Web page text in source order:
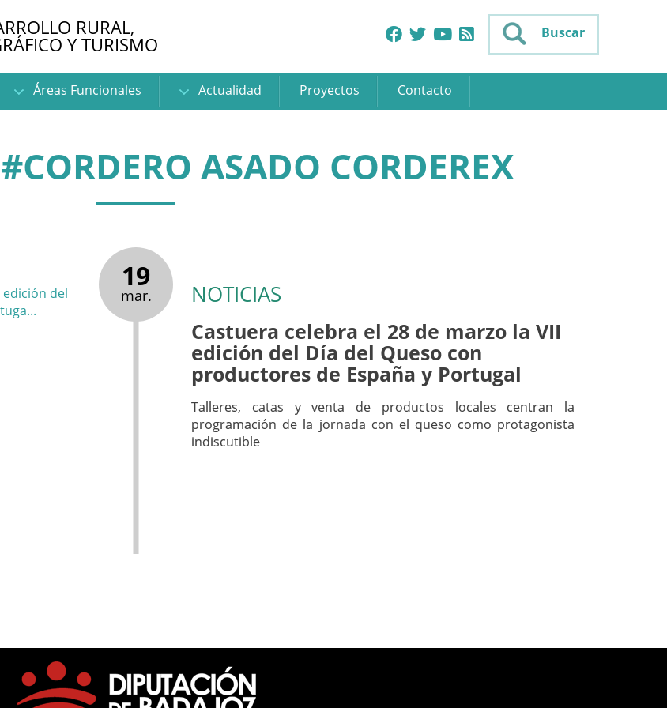
RURAL,
Y TURISMO Buscar
Áreas Funcionales Actualidad Proyectos Contacto
ASADO CORDEREX
19
mar. NOTICIAS
Castuera celebra el 28 de marzo la VII
edición del Día del Queso con
productores de España y Portugal
Talleres, catas y venta de productos locales centran la
programación de la jornada con el queso como protagonista
indiscutible